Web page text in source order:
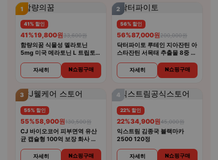
1
41% 할인
41%19,800원33,600원
함량의꿈 식물성 멜라토닌
5mg 미국 메라토닌 L 트립토판
자세히 N쇼핑구매
2
56% 할인
56%87,000원200,000원
닥터파이토 루테인 지아잔틴 아
스타잔틴 서목태 추출물 8중 복
자세히 N쇼핑구매
3
55% 할인
55%58,900원130,500원
CJ 바이오코어 피부면역 유산
균 캡슐형 100억 보장 화사 유
자세히 N쇼핑구매
4
22% 할인
22%34,900원45,000원
익스트림 김종국 블랙마카
2500 120정
자세히 N쇼핑구매